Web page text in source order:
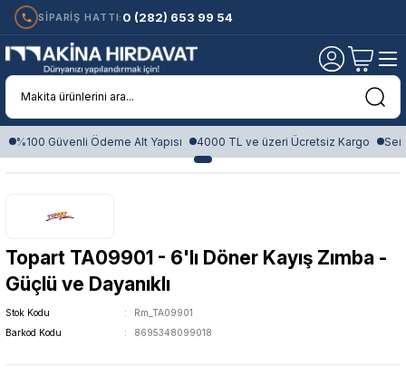
SİPARİŞ HATTI: 0 (282) 653 99 54
%100 Güvenli Ödeme Alt Yapısı 4000 TL ve üzeri Ücretsiz Kargo
Topart TA09901 - 6'lı Döner Kayış Zımba -
Güçlü ve Dayanıklı
Stok Kodu
Rm_TA09901
Barkod Kodu
8695348099018